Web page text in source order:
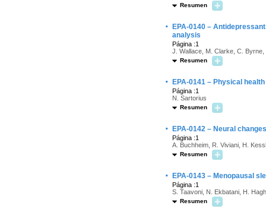
Resumen
·
EPA-0140 –
analysis
Página :1
J. Wallace, M. Clarke, C. Byrne,
Resumen
· EPA-0141 – Physical
Página :1
N. Sartorius
Resumen
· EPA-0142 – Neural
Página :1
A. Buchheim, R. Viviani, H.
Resumen
· EPA-0143 – Menopausal
Página :1
S. Taavoni, N. Ekbatani, H.
Resumen